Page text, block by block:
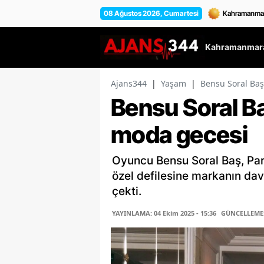
08 Ağustos 2026, Cumartesi
Ajans344 | Yaşam | Bensu Soral
Bensu Soral
moda gecesi
Oyuncu Bensu Soral Baş,
özel defilesine markanın
çekti.
YAYINLAMA: 04 Ekim 2025 - 15:36